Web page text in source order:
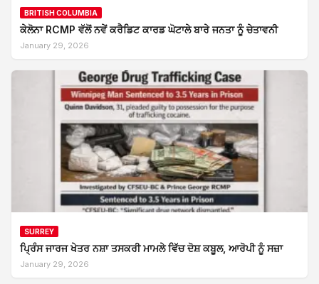
BRITISH COLUMBIA
ਕੇਲੋਨਾ RCMP ਵੱਲੋਂ ਨਵੇਂ ਕਰੈਡਿਟ ਕਾਰਡ ਘੋਟਾਲੇ ਬਾਰੇ ਜਨਤਾ ਨੂੰ ਚੇਤਾਵਨੀ
January 29, 2026
SURREY
ਪ੍ਰਿੰਸ ਜਾਰਜ ਖੇਤਰ ਨਸ਼ਾ ਤਸਕਰੀ ਮਾਮਲੇ ਵਿੱਚ ਦੋਸ਼ ਕਬੂਲ, ਆਰੋਪੀ ਨੂੰ ਸਜ਼ਾ
January 29, 2026